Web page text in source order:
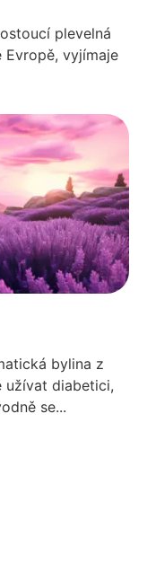
plevelná
vyjímaje
bylina z
užívat diabetici,
se...